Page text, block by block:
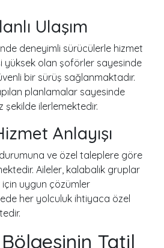
Ulaşım
deneyimli sürücülerle hizmet
yüksek olan şoförler sayesinde
bir sürüş sağlanmaktadır.
planlamalar sayesinde
şekilde ilerlemektedir.
Anlayışı
ve özel taleplere göre
Aileler, kalabalık gruplar
uygun çözümler
her yolculuk ihtiyaca özel
Tatil